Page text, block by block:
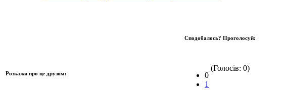
Розкажи про це друзям:
Сподобалось? Проголосуй:
0
1
(Голосів: 0)